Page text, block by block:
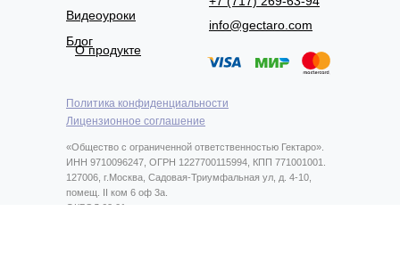
Видеоуроки
info@gectaro.com
Политика конфиденциальности
Лицензионное соглашение
«Общество с ограниченной ответственностью Гектаро».
ИНН 9710096247, ОГРН 1227700115994, КПП 771001001.
127006, г.Москва, Садовая-Триумфальная ул, д. 4-10,
помещ. II ком 6 оф 3а.
ОКВЭД 62.01
Блог
О продукте